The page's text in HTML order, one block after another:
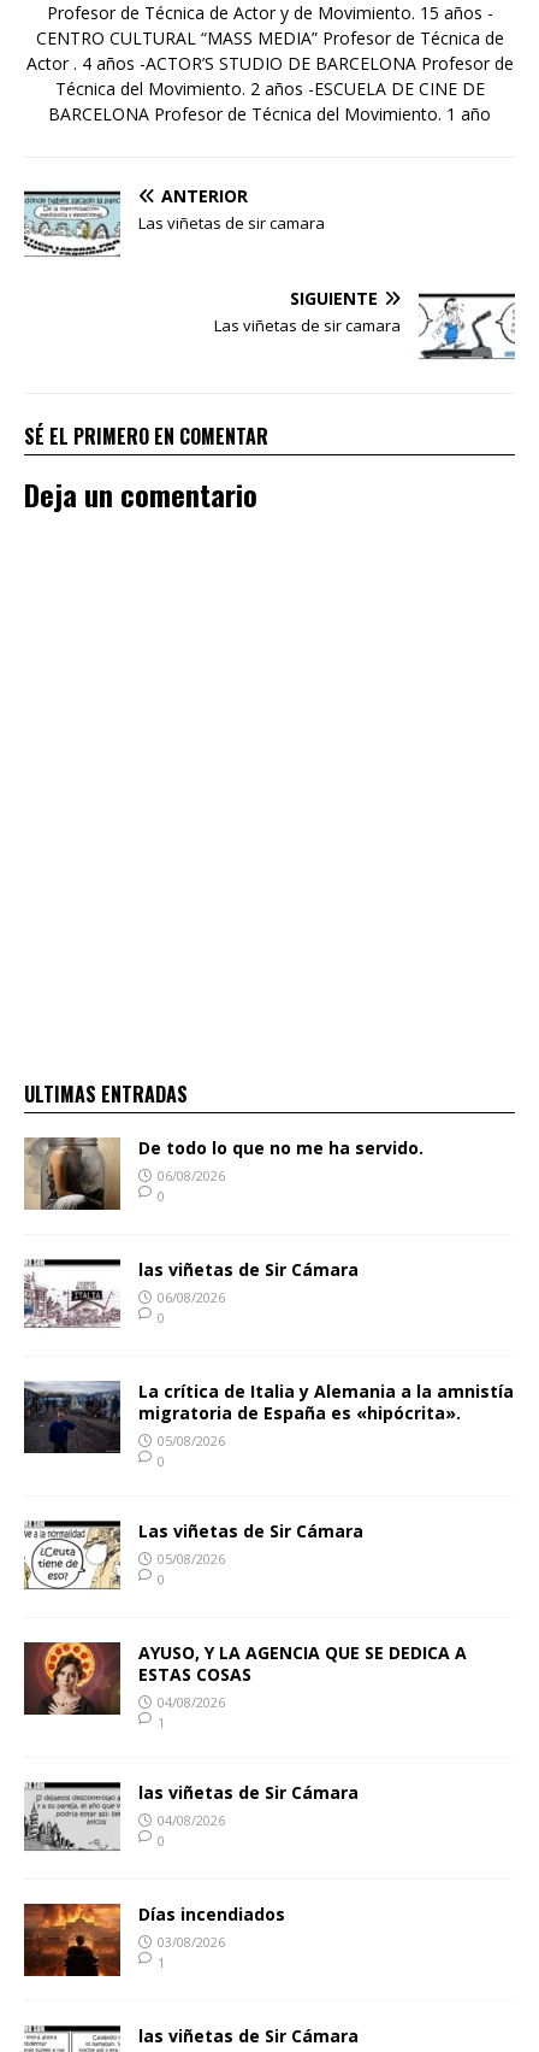
Profesor de Técnica de Actor y de Movimiento. 15 años -
CENTRO CULTURAL “MASS MEDIA” Profesor de Técnica de
Actor . 4 años -ACTOR’S STUDIO DE BARCELONA Profesor de
Técnica del Movimiento. 2 años -ESCUELA DE CINE DE
BARCELONA Profesor de Técnica del Movimiento. 1 año
ANTERIOR
Las viñetas de sir camara
SIGUIENTE
Las viñetas de sir camara
SÉ EL PRIMERO EN COMENTAR
Deja un comentario
ULTIMAS ENTRADAS
De todo lo que no me ha servido.
06/08/2026
0
las viñetas de Sir Cámara
06/08/2026
0
La crítica de Italia y Alemania a la amnistía
migratoria de España es «hipócrita».
05/08/2026
0
Las viñetas de Sir Cámara
05/08/2026
0
AYUSO, Y LA AGENCIA QUE SE DEDICA A
ESTAS COSAS
04/08/2026
1
las viñetas de Sir Cámara
04/08/2026
0
Días incendiados
03/08/2026
1
las viñetas de Sir Cámara